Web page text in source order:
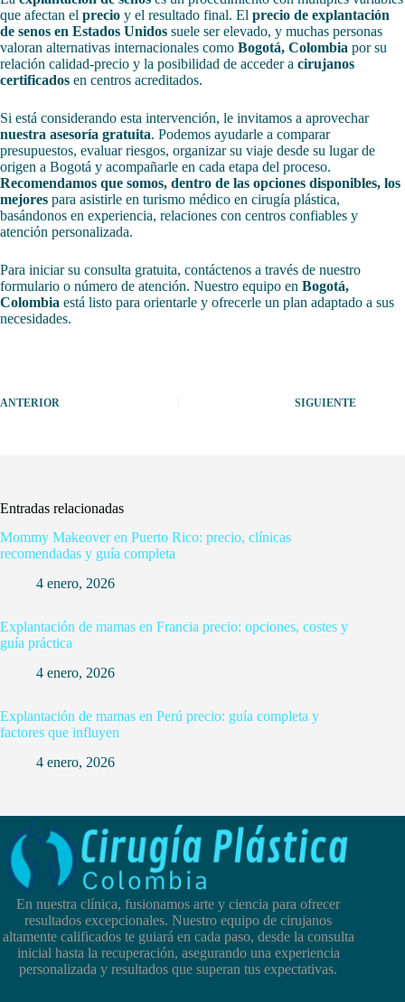
que afectan el precio y el resultado final. El precio de explantación
de senos en Estados Unidos suele ser elevado, y muchas personas
valoran alternativas internacionales como Bogotá, Colombia por su
relación calidad-precio y la posibilidad de acceder a cirujanos
certificados en centros acreditados.
Si está considerando esta intervención, le invitamos a aprovechar
nuestra asesoría gratuita. Podemos ayudarle a comparar
presupuestos, evaluar riesgos, organizar su viaje desde su lugar de
origen a Bogotá y acompañarle en cada etapa del proceso.
Recomendamos que somos, dentro de las opciones disponibles, los
mejores para asistirle en turismo médico en cirugía plástica,
basándonos en experiencia, relaciones con centros confiables y
atención personalizada.
Para iniciar su consulta gratuita, contáctenos a través de nuestro
formulario o número de atención. Nuestro equipo en Bogotá,
Colombia está listo para orientarle y ofrecerle un plan adaptado a sus
necesidades.
ANTERIOR SIGUIENTE
Entradas relacionadas
Mommy Makeover en Puerto Rico: precio, clínicas
recomendadas y guía completa
4 enero, 2026
Explantación de mamas en Francia precio: opciones, costes y
guía práctica
4 enero, 2026
Explantación de mamas en Perú precio: guía completa y
factores que influyen
4 enero, 2026
En nuestra clínica, fusionamos arte y ciencia para ofrecer
resultados excepcionales. Nuestro equipo de cirujanos
altamente calificados te guiará en cada paso, desde la consulta
inicial hasta la recuperación, asegurando una experiencia
personalizada y resultados que superan tus expectativas.